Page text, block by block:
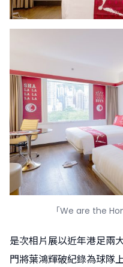
「We are the
是次相片展以近年港足兩
門將葉鴻輝破紀錄為球隊